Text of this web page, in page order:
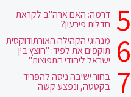
דרמה: האם ארה"ב לקראת
חדלות פירעון?
מנהיגי הקהילה האורתודוקסית
תוקפים את לפיד: "חוצץ בין
ישראל ליהודי התפוצות"
בחור ישיבה ניסה להפריד
בקטטה, ונפצע קשה